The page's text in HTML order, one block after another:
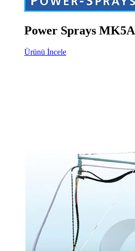
Power Sprays MK5A
Ürünü İncele